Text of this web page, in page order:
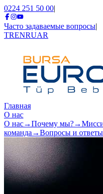
0224 251 50 00|
Часто задаваемые вопросы|
TRENRUAR
Главная
О нас
О нас→Почему мы?→
команда →Вопросы и ответы